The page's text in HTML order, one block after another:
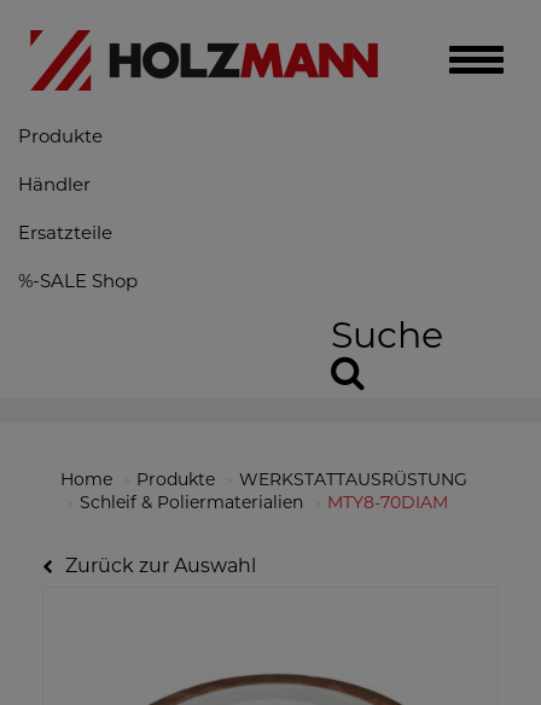
Toggle
Produkte
Händler
Ersatzteile
%-SALE Shop
Suche
Home Produkte
WERKSTATTAUSRÜSTUNG
Schleif & Poliermaterialien
MTY8-70DIAM
Zurück zur Auswahl